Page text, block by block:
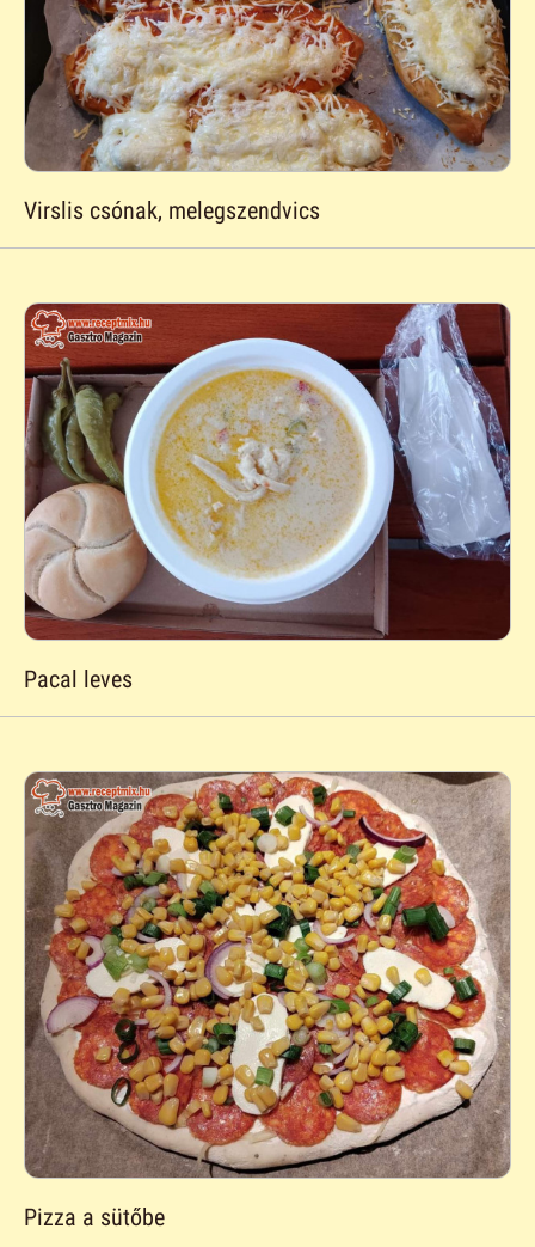
Virslis csónak, melegszendvics
Pacal leves
Pizza a sütőbe